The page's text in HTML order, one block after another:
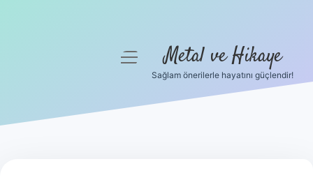
menüyüMetal ve Hikaye
Sağlam önerilerle hayatını güçlendir!